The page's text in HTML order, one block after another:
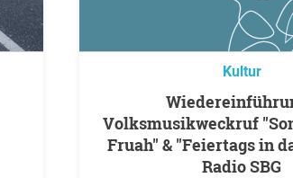
Kultur
Wiedereinführung -
Volksmusikweckruf
Fruah" & "Feiertags in
Radio SBG